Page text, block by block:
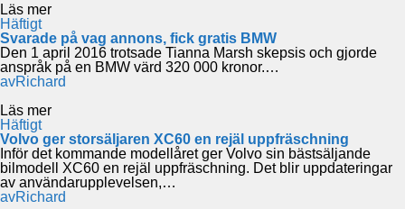
Läs mer
Häftigt
Svarade på vag annons, fick gratis BMW
Den 1 april 2016 trotsade Tianna Marsh skepsis och gjorde
anspråk på en BMW värd 320 000 kronor.…
avRichard
Läs mer
Häftigt
Volvo ger storsäljaren XC60 en rejäl uppfräschning
Inför det kommande modellåret ger Volvo sin bästsäljande
bilmodell XC60 en rejäl uppfräschning. Det blir uppdateringar
av användarupplevelsen,…
avRichard